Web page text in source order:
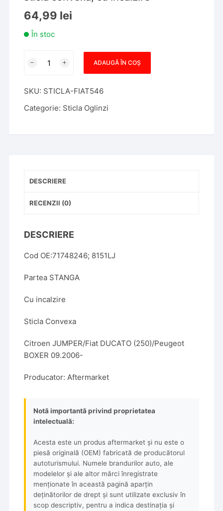
64,99 lei
În stoc
Fiat
DUCATO
cu
ADAUGĂ ÎN COȘ
SKU: STICLA-FIAT546
Categorie: Sticla Oglinzi
DESCRIERE
RECENZII (0)
DESCRIERE
Cod OE:71748246; 8151LJ
Partea STANGA
Cu incalzire
Sticla Convexa
Citroen JUMPER/Fiat DUCATO (250)/Peugeot
BOXER 09.2006-
Producator: Aftermarket
Notă importantă privind proprietatea
intelectuală:
Acesta este un produs aftermarket și nu este o
piesă originală (OEM) fabricată de producătorul
autoturismului. Numele brandurilor auto, ale
modelelor și ale altor mărci înregistrate
menționate în această pagină aparțin
deținătorilor de drept și sunt utilizate exclusiv în
scop descriptiv, pentru a indica destinația și